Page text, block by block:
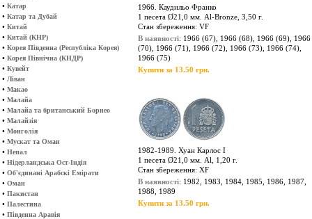
• Катар
• Катар та Дубай
• Китай
• Китай (КНР)
• Корея Південна (Республіка Корея)
• Корея Північна (КНДР)
• Кувейт
• Ліван
• Макао
• Малайа
• Малайа та британський Борнео
• Малайзія
• Монголія
• Мускат та Оман
• Непал
• Нідерландська Ост-Індія
• Об'єдинані Арабскі Емірати
• Оман
• Пакистан
• Палестина
• Південна Аравія
1966. Каудильо Франко
1 песета Ø21,0 мм. Al-Bronze, 3,50 г.
Стан збереження: VF
В наявності: 1966 (67), 1966 (68), 1966 (69), 1966
(70), 1966 (71), 1966 (72), 1966 (73), 1966 (74),
1966 (75)
Купити за 13.50 грн.
1982-1989. Хуан Карлос І
1 песета Ø21,0 мм. Al, 1,20 г.
Стан збереження: XF
В наявності: 1982, 1983, 1984, 1985, 1986, 1987,
1988, 1989
Купити за 13.50 грн.